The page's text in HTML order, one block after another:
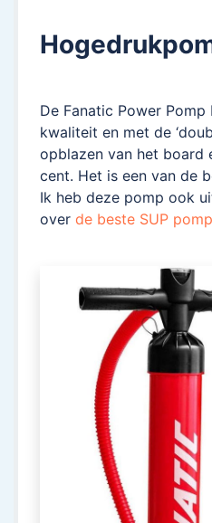
De Fanatic Power Pomp
kwaliteit en met de
opblazen van het board
cent. Het is een van de
Ik heb deze pomp ook
over de beste SUP